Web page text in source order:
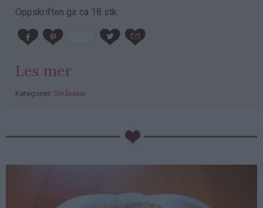
Oppskriften gir ca 18 stk.
Les mer
Kategorier: Småkaker
PubGalaxy